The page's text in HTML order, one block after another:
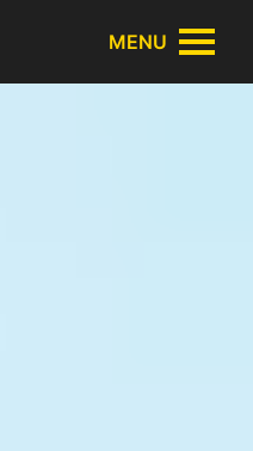
MENU